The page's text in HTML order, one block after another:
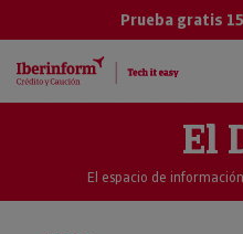
Prueba gratis
El
El espacio de